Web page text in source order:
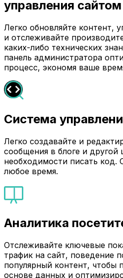
управления сайтом
Легко обновляйте контент,
и отслеживайте
каких-либо технических
панель администратора
процесс, экономя ваше
Система
Легко создавайте и
сообщения в блоге и другой
необходимости писать код.
любое время.
Аналитика
Отслеживайте ключевые
трафик на сайт, поведение
популярный контент, чтобы
основе данных и